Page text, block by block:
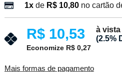
1xde R$ 10,80 no cartão
R$ 10,53
à
(2.5%
Economize R$ 0,27
Mais formas de pagamento